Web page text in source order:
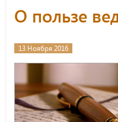
О пользе
13 Ноября 2016